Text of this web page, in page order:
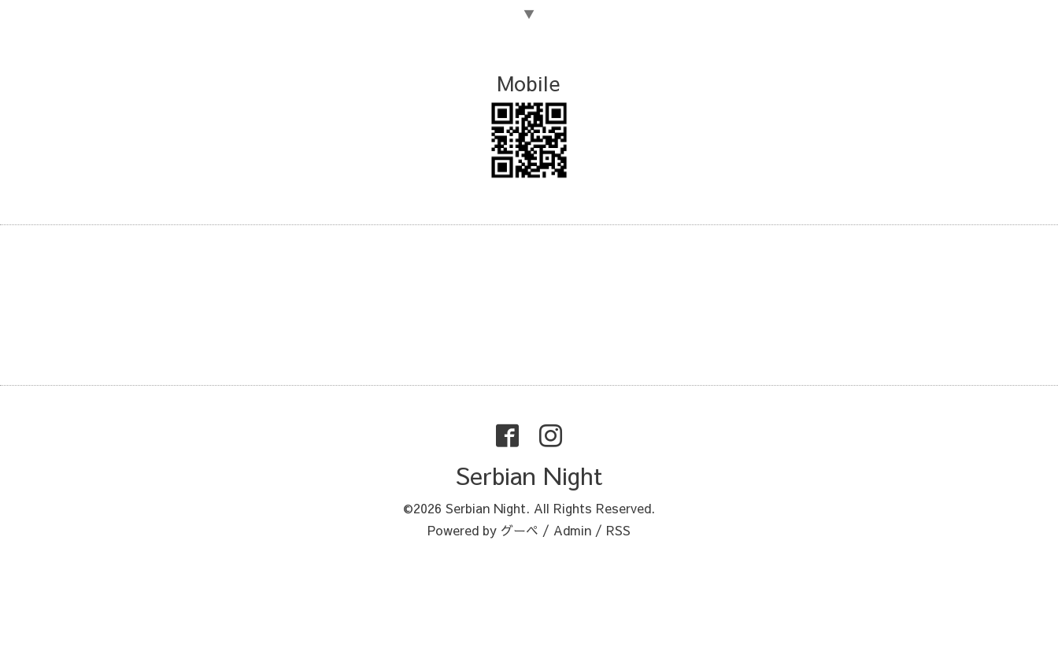
▼
Mobile
Serbian Night
©2026 Serbian Night. All Rights Reserved.
Powered by グーペ / Admin / RSS